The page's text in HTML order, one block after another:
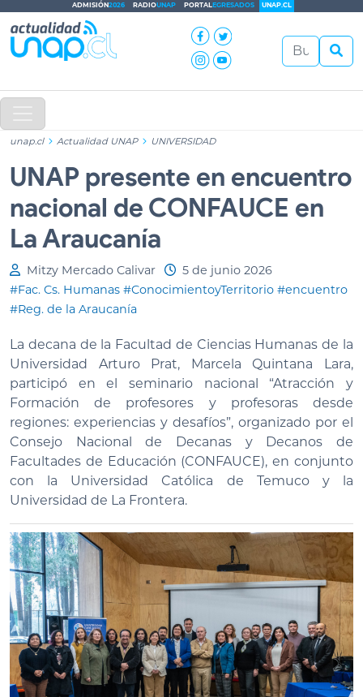
ADMISIÓN2026 RADIOUNAP PORTALEGRESADOS UNAP.CL
unap.cl Actualidad UNAP UNIVERSIDAD
UNAP presente en encuentro
nacional de CONFAUCE en
La Araucanía
Mitzy Mercado Calivar
5 de junio 2026
#Fac. Cs. Humanas #ConocimientoyTerritorio #encuentro
#Reg. de la Araucanía
La decana de la Facultad de Ciencias Humanas de la
Universidad Arturo Prat, Marcela Quintana Lara,
participó en el seminario nacional “Atracción y
Formación de profesores y profesoras desde
regiones: experiencias y desafíos”, organizado por el
Consejo Nacional de Decanas y Decanos de
Facultades de Educación (CONFAUCE), en conjunto
con la Universidad Católica de Temuco y la
Universidad de La Frontera.